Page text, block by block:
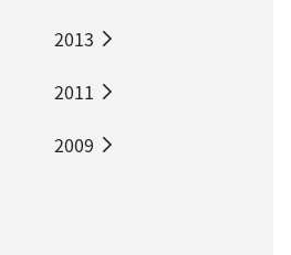
2013
2011
2009